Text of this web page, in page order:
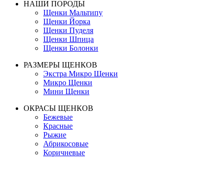
НАШИ ПОРОДЫ
Щенки Мальтипу
Щенки Йорка
Щенки Пуделя
Щенки Шпица
Щенки Болонки
РАЗМЕРЫ ЩЕНКОВ
Экстра Микро Щенки
Микро Щенки
Мини Щенки
ОКРАСЫ ЩЕНКОВ
Бежевые
Красные
Рыжие
Абрикосовые
Коричневые